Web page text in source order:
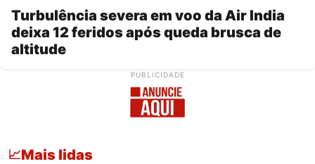
Turbulência severa em voo da Air India
deixa 12 feridos após queda brusca de
altitude
PUBLICIDADE
📈Mais lidas